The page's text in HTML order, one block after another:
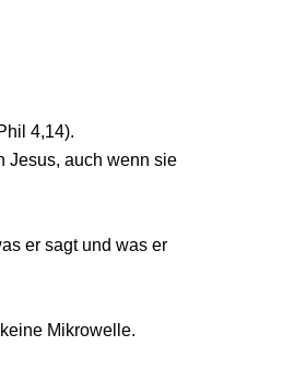
4,14).
Jesus, auch wenn sie
er sagt und was er
Mikrowelle.